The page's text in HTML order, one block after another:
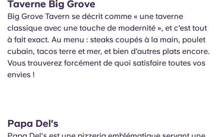
Taverne Big Grove
Big Grove Tavern se décrit comme « une taverne
classique avec une touche de modernité », et c'est tout
à fait exact. Au menu : steaks coupés à la main, poulet
cubain, tacos terre et mer, et bien d'autres plats encore.
Vous trouverez forcément de quoi satisfaire toutes vos
envies !
Papa Del's